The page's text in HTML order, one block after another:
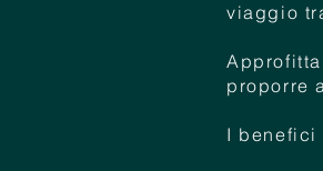
viaggio
proporre
I benefici